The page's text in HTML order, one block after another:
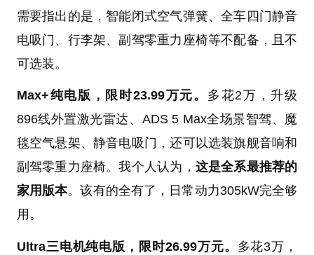
需要指出的是，智能闭式空气弹簧、全车四门静音
电吸门、行李架、副驾零重力座椅等不配备，且不
可选装。
Max+纯电版，限时23.99万元。 多花2万，升级
896线外置激光雷达、ADS 5 Max全场景智驾、魔
毯空气悬架、静音电吸门，还可以选装旗舰音响和
副驾零重力座椅。我个人认为， 这是全系最推荐的
家用版本。该有的全有了，日常动力305kW完全够
用。
Ultra三电机纯电版，限时26.99万元。 多花3万，